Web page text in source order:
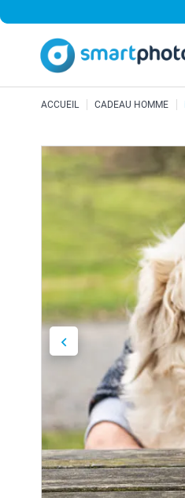
ACCUEIL CADEAU HOMME